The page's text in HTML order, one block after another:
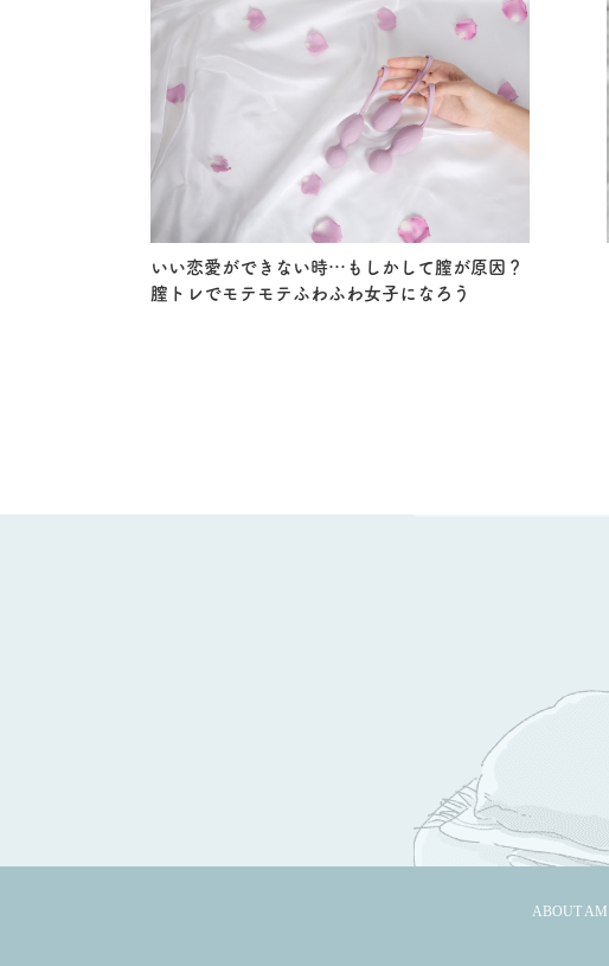
いい恋愛ができない時…もしかして膣が原因？
膣トレでモテモテふわふわ女子になろう
ABOUT AM